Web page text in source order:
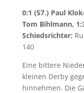
0:1 (57.) Paul
Tom Bihlmann,
Schiedsrichter:
140
Eine bittere
kleinen Derby
hinnehmen. Die